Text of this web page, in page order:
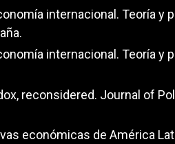
internacional. Teoría y
internacional. Teoría y
reconsidered. Journal of
económicas de América